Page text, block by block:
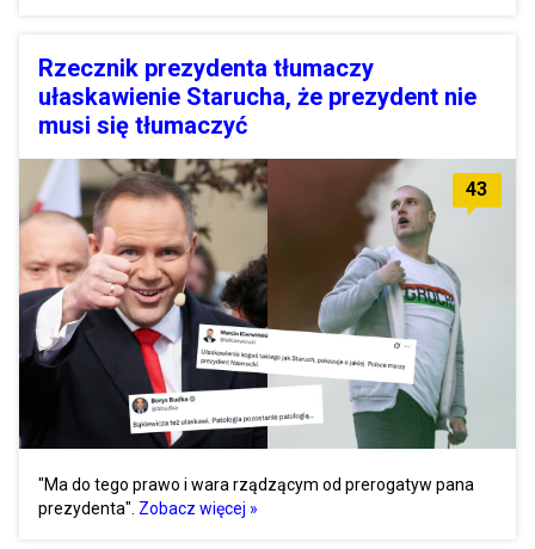
Rzecznik prezydenta tłumaczy
ułaskawienie Starucha, że prezydent nie
musi się tłumaczyć
43
"Ma do tego prawo i wara rządzącym od prerogatyw pana
prezydenta". Zobacz więcej »